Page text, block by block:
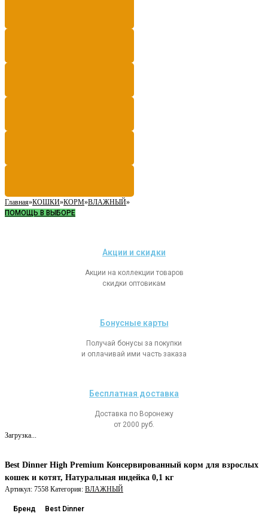
Главная»КОШКИ»КОРМ»ВЛАЖНЫЙ»
ПОМОЩЬ В ВЫБОРЕ
Акции и скидки
Акции на коллекции товаров
скидки оптовикам
Бонусные карты
Получай бонусы за покупки
и оплачивай ими часть заказа
Бесплатная доставка
Доставка по Воронежу
от 2000 руб.
Загрузка...
Best Dinner High Premium Консервированный корм для взрослых
кошек и котят, Натуральная индейка 0,1 кг
Артикул: 7558 Категория: ВЛАЖНЫЙ
Бренд Best Dinner